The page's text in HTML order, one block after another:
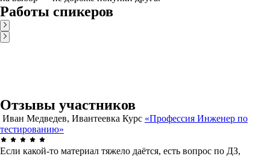
Работы спикеров
Отзывы участников
Иван Медведев, Ивантеевка Курс «Профессия Инженер по
тестированию»
Если какой-то материал тяжело даётся, есть вопрос по ДЗ,